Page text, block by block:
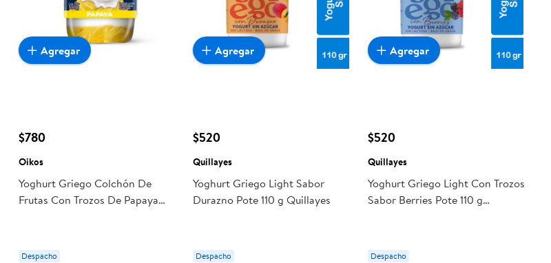
$780
Oikos
Yoghurt Griego Colchón De
Frutas Con Trozos De Papaya
Despacho
Agregar
$520
Quillayes
Yoghurt Griego Light Sabor
Durazno Pote 110 g Quillayes
Despacho
Agregar
$520
Quillayes
Yoghurt Griego Light Con Trozos
Sabor Berries Pote 110 g
Despacho
Agregar